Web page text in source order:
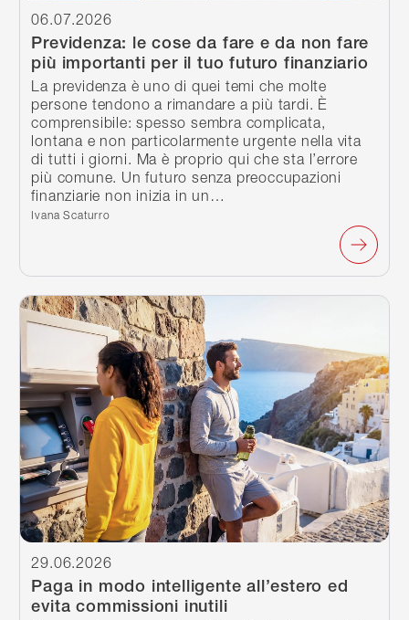
Previdenza: le cose da fare e da non fare
più importanti per il tuo futuro finanziario
06.07.2026
La previdenza è uno di quei temi che molte
persone tendono a rimandare a più tardi. È
comprensibile: spesso sembra complicata,
lontana e non particolarmente urgente nella vita
di tutti i giorni. Ma è proprio qui che sta l’errore
più comune. Un futuro senza preoccupazioni
finanziarie non inizia in un…
Scritto da:
Ivana Scaturro
Paga in modo intelligente all’estero ed
evita commissioni inutili
29.06.2026
Continua a leggere